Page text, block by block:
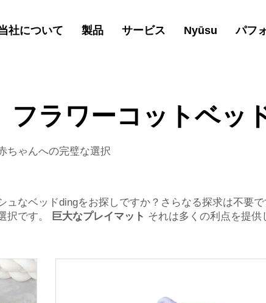
社について 製品 サービス Nyūsu パフ
フラワーコットベッ
ちゃんへの完璧な選択
ュなベッドdingをお探しですか？さらなる探求は不要
択です。
巨大なプレイマット それは多くの利点を提供